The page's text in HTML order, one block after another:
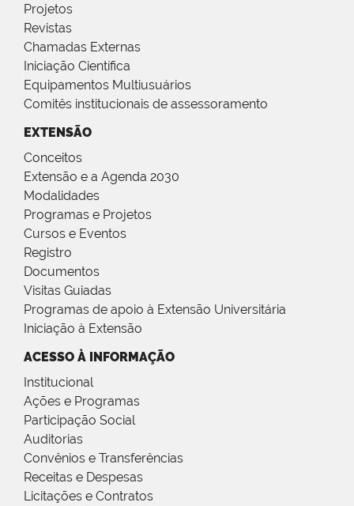
Projetos
Revistas
Chamadas Externas
Iniciação Científica
Equipamentos Multiusuários
Comitês institucionais de assessoramento
EXTENSÃO
Conceitos
Extensão e a Agenda 2030
Modalidades
Programas e Projetos
Cursos e Eventos
Registro
Documentos
Visitas Guiadas
Programas de apoio à Extensão Universitária
Iniciação à Extensão
ACESSO À INFORMAÇÃO
Institucional
Ações e Programas
Participação Social
Auditorias
Convênios e Transferências
Receitas e Despesas
Licitações e Contratos